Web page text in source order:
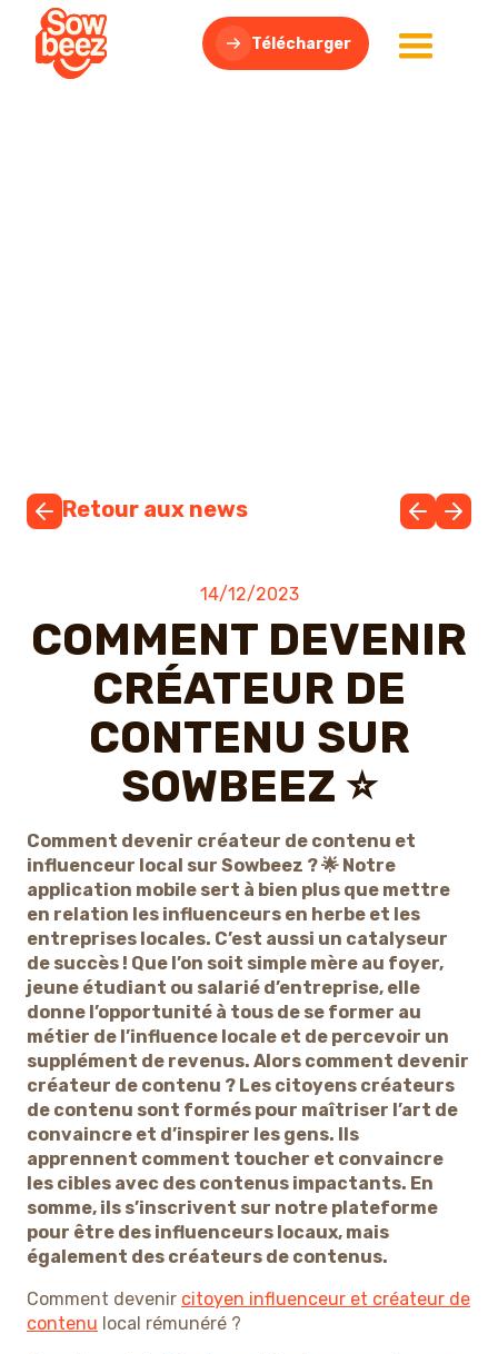
Télécharger
Retour aux news
14/12/2023
COMMENT DEVENIR
CRÉATEUR DE
CONTENU SUR
SOWBEEZ ⭐
Comment devenir créateur de contenu et
influenceur local sur Sowbeez ? 🌟 Notre
application mobile sert à bien plus que mettre
en relation les influenceurs en herbe et les
entreprises locales. C’est aussi un catalyseur
de succès ! Que l’on soit simple mère au foyer,
jeune étudiant ou salarié d’entreprise, elle
donne l’opportunité à tous de se former au
métier de l’influence locale et de percevoir un
supplément de revenus. Alors comment devenir
créateur de contenu ? Les citoyens créateurs
de contenu sont formés pour maîtriser l’art de
convaincre et d’inspirer les gens. Ils
apprennent comment toucher et convaincre
les cibles avec des contenus impactants. En
somme, ils s’inscrivent sur notre plateforme
pour être des influenceurs locaux, mais
également des créateurs de contenus.
Comment devenir citoyen influenceur et créateur de
contenu local rémunéré ?